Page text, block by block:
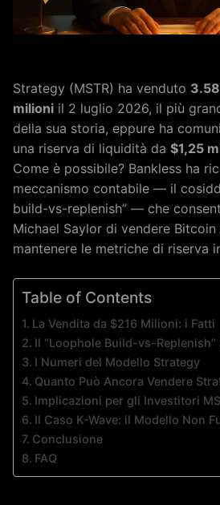
Strategy (MSTR) ha venduto
milioni il 2 luglio 2026, il più
della sua storia, eppure ha
una riserva di liquidità da $1,25
Come è possibile? Bankless ha
meccanismo contabile — il
build-vs-replenish” — che
Michael Saylor di vendere
mantenere le metriche di riserva
Table of Contents
La Vendita da $216 Milioni: i Fatti
Il “Loophole Build-vs-Replenish”
I Numeri del Modello Strategy
Quanto Può Ancora Vendere
Implicazioni per gli Investitori
Il Caso K-Wave: il Modello Non
Conclusione
FAQ